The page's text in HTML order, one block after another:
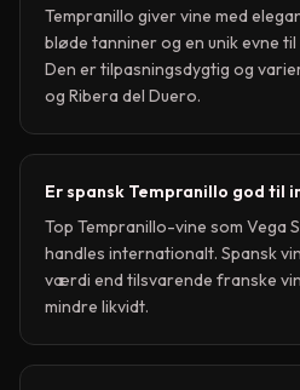
Tempranillo giver vine med
bløde tanniner og en unik evne
Den er tilpasningsdygtig og
og Ribera del Duero.
Er spansk Tempranillo god til
Top Tempranillo-vine som Vega
handles internationalt. Spansk
værdi end tilsvarende franske
mindre likvidt.